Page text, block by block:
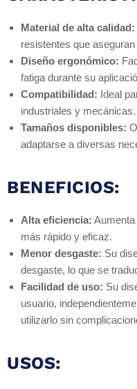
Material de alta calidad:
resistentes que
Diseño ergonómico:
fatiga durante su
Compatibilidad: Ideal
industriales y mecánicas.
Tamaños disponibles:
adaptarse a diversas
BENEFICIOS:
Alta eficiencia:
más rápido y eficaz.
Menor desgaste: Su
desgaste, lo que se
Facilidad de uso: Su
usuario,
utilizarlo sin
USOS: